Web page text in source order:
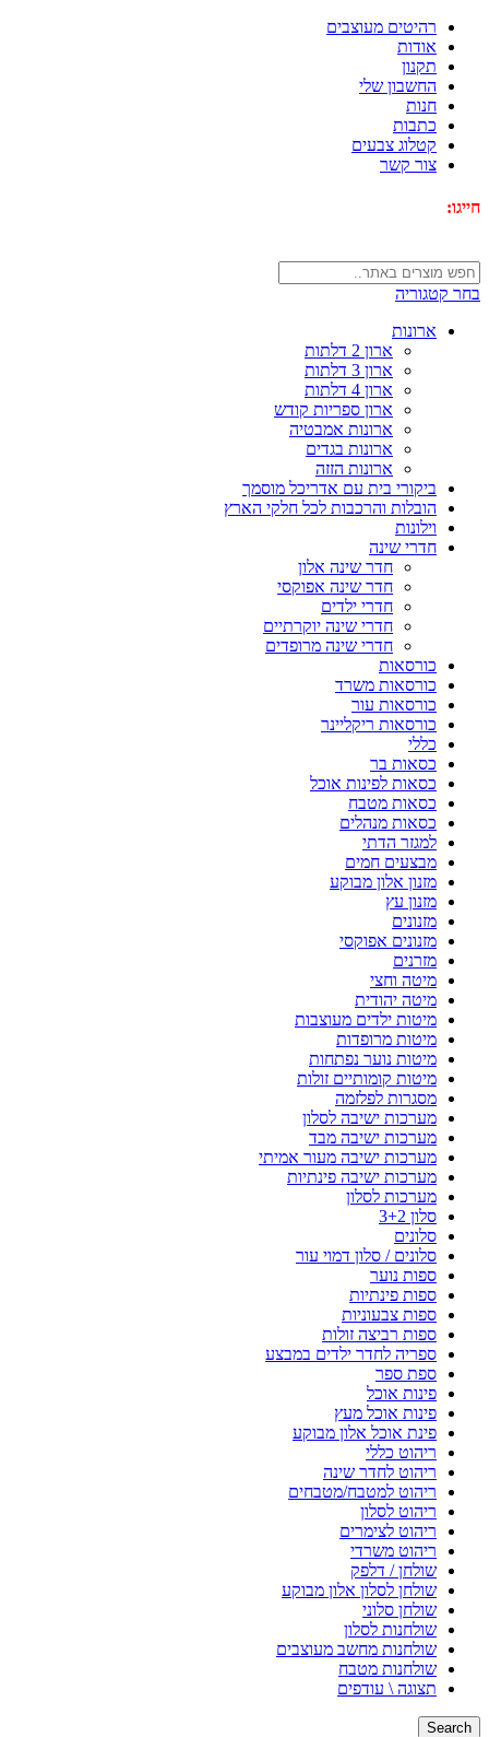
רהיטים מעוצבים
אודות
תקנון
החשבון שלי
חנות
כתבות
קטלוג צבעים
צור קשר
חייגו:
בחר קטגוריה
ארונות
ארון 2 דלתות
ארון 3 דלתות
ארון 4 דלתות
ארון ספריות קודש
ארונות אמבטיה
ארונות בגדים
ארונות הזזה
ביקורי בית עם אדריכל מוסמך
הובלות והרכבות לכל חלקי הארץ
וילונות
חדרי שינה
חדר שינה אלון
חדר שינה אפוקסי
חדרי ילדים
חדרי שינה יוקרתיים
חדרי שינה מרופדים
כורסאות
כורסאות משרד
כורסאות עור
כורסאות ריקליינר
כללי
כסאות בר
כסאות לפינות אוכל
כסאות מטבח
כסאות מנהלים
למגזר הדתי
מבצעים חמים
מזנון אלון מבוקע
מזנון עץ
מזנונים
מזנונים אפוקסי
מזרנים
מיטה וחצי
מיטה יהודית
מיטות ילדים מעוצבות
מיטות מרופדות
מיטות נוער נפתחות
מיטות קומותיים זולות
מסגרות לפלזמה
מערכות ישיבה לסלון
מערכות ישיבה מבד
מערכות ישיבה מעור אמיתי
מערכות ישיבה פינתיות
מערכות לסלון
סלון 3+2
סלונים
סלונים / סלון דמוי עור
ספות נוער
ספות פינתיות
ספות צבעוניות
ספות רביצה זולות
ספריה לחדר ילדים במבצע
ספת ספר
פינות אוכל
פינות אוכל מעץ
פינת אוכל אלון מבוקע
ריהוט כללי
ריהוט לחדר שינה
ריהוט למטבח/מטבחים
ריהוט לסלון
ריהוט לצימרים
ריהוט משרדי
שולחן / דלפק
שולחן לסלון אלון מבוקע
שולחן סלוני
שולחנות לסלון
שולחנות מחשב מעוצבים
שולחנות מטבח
תצוגה \ עודפים
Search